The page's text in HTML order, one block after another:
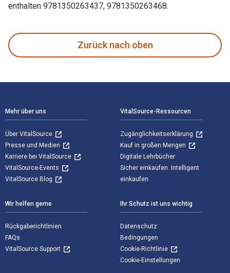
enthalten 9781350263437, 9781350263468.
Zurück nach oben
Mehr über uns
Über VitalSource
Presse und Medien
Karriere bei VitalSource
VitalSource-Events
VitalSource Blog
VitalSource-Ressourcen
Zugänglichkeitserklärung
Kauf in großen Mengen
Digitale Lehrbücher
Sicher einkaufen. Intelligent
einkaufen
Wir helfen gerne
Rückgaberichtlinien
FAQs
VitalSource Support
Ihr Schutz ist uns wichtig
Datenschutz
Bedingungen
Cookie-Richtlinie
Cookie-Einstellungen